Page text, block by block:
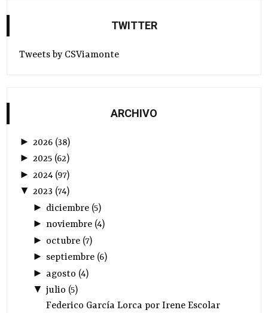
TWITTER
Tweets by CSViamonte
ARCHIVO
► 2026 (38)
►2025 (62)
► 2024 (97)
▼2023 (74)
► diciembre(5)
► noviembre(4)
► octubre(7)
► septiembre(6)
► agosto (4)
▼ julio (5)
Federico García Lorca por Irene Escolar